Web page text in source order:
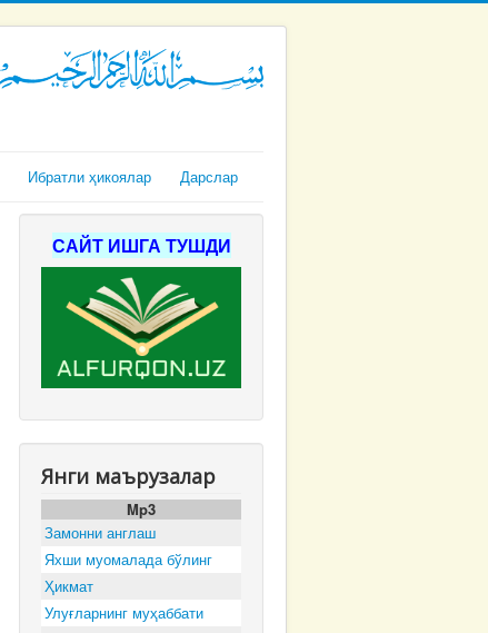
Ибратли ҳикоялар Дарслар
САЙТ ИШГА ТУШДИ
Янги маърузалар
Mp3
Замонни англаш
Яхши муомалада бўлинг
Ҳикмат
Улуғларнинг муҳаббати